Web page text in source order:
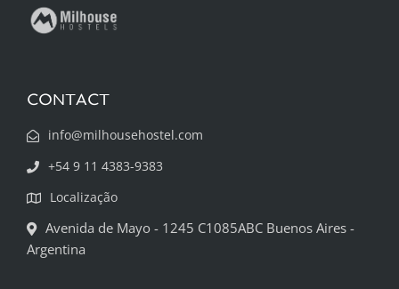
CONTACT
info@milhousehostel.com
+54 9 11 4383-9383
Localização
Avenida de Mayo - 1245 C1085ABC Buenos Aires -
Argentina